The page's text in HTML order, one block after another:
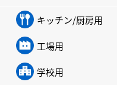
キッチン/厨房用
工場用
学校用